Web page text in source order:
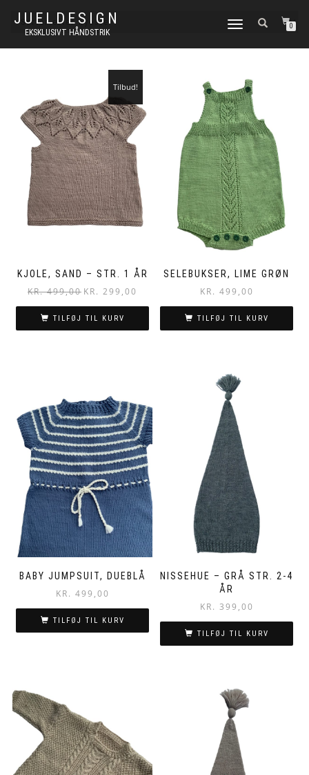
JUELDESIGN
EKSKLUSIVT HÅNDSTRIK
FLIP
0
KJOLE, SAND – STR. 1 ÅR
Tilbud!
KR.499,00 Original
was:
kr. 499,00.
KR. 299,00
kr. 299,00.
TILFØJ TIL KURV
SELEBUKSER, LIME GRØN
KR. 499,00
TILFØJ TIL KURV
BABY JUMPSUIT, DUEBLÅ
KR. 499,00
TILFØJ TIL KURV
NISSEHUE – GRÅ STR. 2-4
ÅR
KR. 399,00
TILFØJ TIL KURV